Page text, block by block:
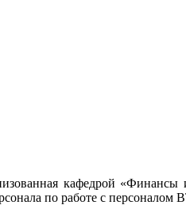
кафедрой
по работе с